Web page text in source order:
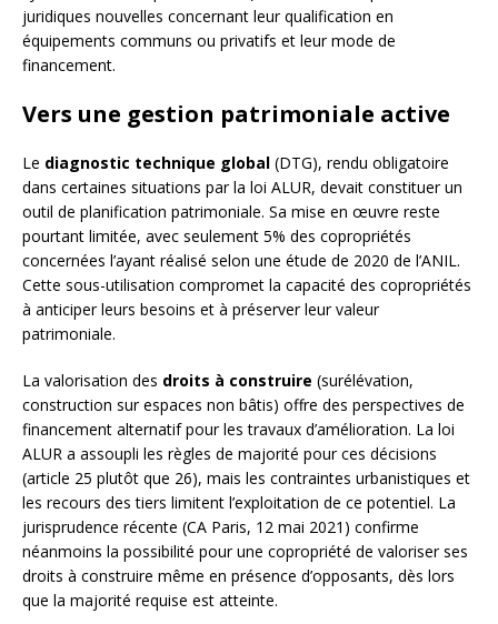
juridiques nouvelles concernant leur qualification en
équipements communs ou privatifs et leur mode de
financement.
Vers une gestion patrimoniale active
Le diagnostic technique global (DTG), rendu obligatoire
dans certaines situations par la loi ALUR, devait constituer un
outil de planification patrimoniale. Sa mise en œuvre reste
pourtant limitée, avec seulement 5% des copropriétés
concernées l’ayant réalisé selon une étude de 2020 de l’ANIL.
Cette sous-utilisation compromet la capacité des copropriétés
à anticiper leurs besoins et à préserver leur valeur
patrimoniale.
La valorisation des droits à construire (surélévation,
construction sur espaces non bâtis) offre des perspectives de
financement alternatif pour les travaux d’amélioration. La loi
ALUR a assoupli les règles de majorité pour ces décisions
(article 25 plutôt que 26), mais les contraintes urbanistiques et
les recours des tiers limitent l’exploitation de ce potentiel. La
jurisprudence récente (CA Paris, 12 mai 2021) confirme
néanmoins la possibilité pour une copropriété de valoriser ses
droits à construire même en présence d’opposants, dès lors
que la majorité requise est atteinte.